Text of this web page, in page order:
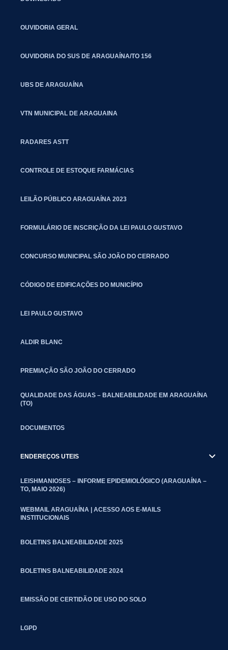
OUVIDORIA GERAL
OUVIDORIA DO SUS DE ARAGUAÍNA/TO 156
UBS DE ARAGUAÍNA
VTN MUNICIPAL DE ARAGUAINA
RADARES ASTT
CONTROLE DE ESTOQUE FARMÁCIAS
LEILÃO PÚBLICO ARAGUAÍNA 2023
FORMULÁRIO DE INSCRIÇÃO DA LEI PAULO GUSTAVO
CONCURSO MUNICIPAL SÃO JOÃO DO CERRADO
CÓDIGO DE EDIFICAÇÕES DO MUNICÍPIO
LEI PAULO GUSTAVO
ALDIR BLANC
PREMIAÇÃO SÃO JOÃO DO CERRADO
QUALIDADE DAS ÁGUAS – BALNEABILIDADE EM ARAGUAÍNA
(TO)
DOCUMENTOS
ENDEREÇOS UTEIS
LEISHMANIOSES – INFORME EPIDEMIOLÓGICO (ARAGUAÍNA –
TO, MAIO 2026)
WEBMAIL ARAGUAÍNA | ACESSO AOS E-MAILS
INSTITUCIONAIS
BOLETINS BALNEABILIDADE 2025
BOLETINS BALNEABILIDADE 2024
EMISSÃO DE CERTIDÃO DE USO DO SOLO
LGPD